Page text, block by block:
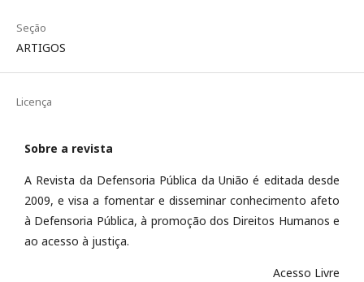
Seção
ARTIGOS
Licença
Sobre a revista
A Revista da Defensoria Pública da União é editada desde
2009, e visa a fomentar e disseminar conhecimento afeto
à Defensoria Pública, à promoção dos Direitos Humanos e
ao acesso à justiça.
Acesso Livre